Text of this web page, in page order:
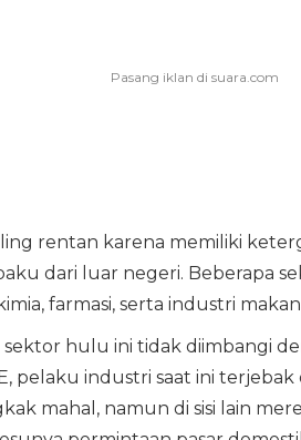
rentan karena memiliki
dari luar negeri. Beberapa
farmasi, serta industri
sektor hulu ini tidak diimbangi
pelaku industri saat ini terjebak
mahal, namun di sisi lain